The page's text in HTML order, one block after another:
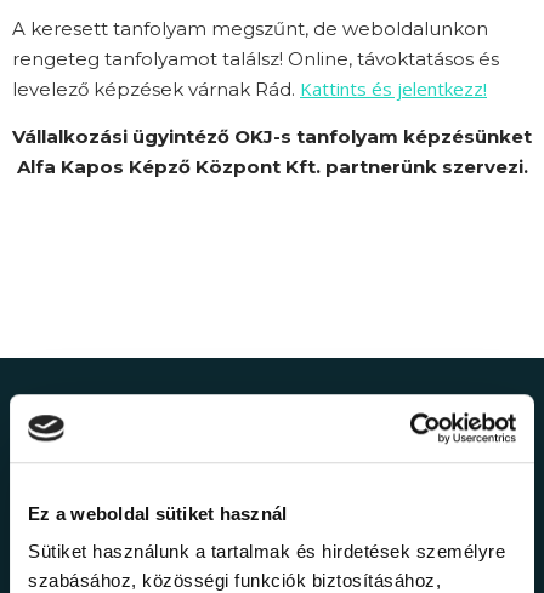
Ez a weboldal sütiket használ
Sütiket használunk a tartalmak és hirdetések személyre
szabásához, közösségi funkciók biztosításához,
A keresett tanfolyam megszűnt, de weboldalunkon
rengeteg tanfolyamot találsz! Online, távoktatásos és
levelező képzések várnak Rád. Kattints és jelentkezz!
Vállalkozási ügyintéző OKJ-s tanfolyam képzésünket
Alfa Kapos Képző Központ Kft. partnerünk szervezi.
Ne maradj le a
legfrissebb
információkról!